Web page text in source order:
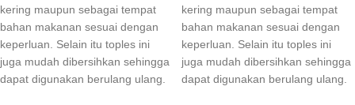
kering maupun sebagai tempat
bahan makanan sesuai dengan
keperluan. Selain itu toples ini
juga mudah dibersihkan sehingga
dapat digunakan berulang ulang.
kering maupun sebagai tempat
bahan makanan sesuai dengan
keperluan. Selain itu toples ini
juga mudah dibersihkan sehingga
dapat digunakan berulang ulang.